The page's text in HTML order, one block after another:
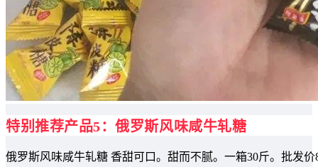
特别推荐产品5：俄罗斯风味咸牛轧糖
俄罗斯风味咸牛轧糖 香甜可口。甜而不腻。一箱30斤。批发